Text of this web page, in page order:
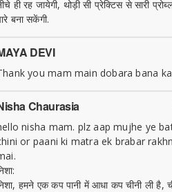
ही रह जायेगी, थोड़ी सी प्रेक्टिस से सारी
बना सकेंगी.
DEVI
you mam main dobara bana
Chaurasia
nisha mam. plz aap mujhe ye
or paani ki matra ek brabar
हमने एक कप पानी में आधा कप चीनी ली है,